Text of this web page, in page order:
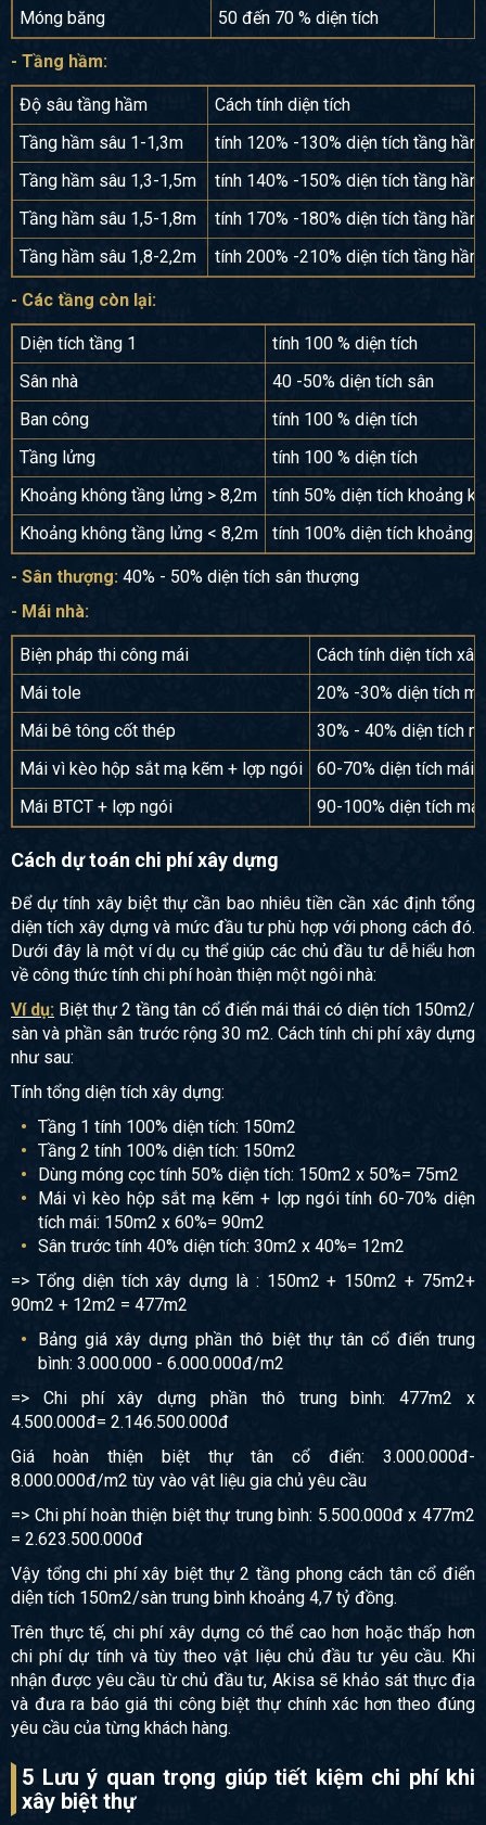
Móng băng 50 đến 70 % diện tích
- Tầng hầm:
Độ sâu tầng hầm
Cách tính diện tích
Tầng hầm sâu 1-1,3m
tính 120% -130% diện tích tầng hầm.
Tầng hầm sâu 1,3-1,5m
tính 140% -150% diện tích tầng hầm.
Tầng hầm sâu 1,5-1,8m
tính 170% -180% diện tích tầng hầm
Tầng hầm sâu 1,8-2,2m
tính 200% -210% diện tích tầng hầm.
- Các tầng còn lại:
Diện tích tầng 1
tính 100 % diện tích
Sân nhà
40 -50% diện tích sân
Ban công
tính 100 % diện tích
Tầng lửng
tính 100 % diện tích
Khoảng không tầng lửng > 8,2m
tính 50% diện tích khoảng
Khoảng không tầng lửng < 8,2m
tính 100% diện tích khoảng
- Sân thượng: 40% - 50% diện tích sân thượng
- Mái nhà:
Biện pháp thi công mái
Cách tính diện tích
Mái tole
20% -30% diện tích
Mái bê tông cốt thép
30% - 40% diện tích
Mái vì kèo hộp sắt mạ kẽm + lợp ngói
60-70% diện tích mái
Mái BTCT + lợp ngói
90-100% diện tích
Cách dự toán chi phí xây dựng
Để dự tính xây biệt thự cần bao nhiêu tiền cần xác định tổng
diện tích xây dựng và mức đầu tư phù hợp với phong cách đó.
Dưới đây là một ví dụ cụ thể giúp các chủ đầu tư dễ hiểu hơn
về công thức tính chi phí hoàn thiện một ngôi nhà:
Ví dụ: Biệt thự 2 tầng tân cổ điển mái thái có diện tích 150m2/
sàn và phần sân trước rộng 30 m2. Cách tính chi phí xây dựng
như sau:
Tính tổng diện tích xây dựng:
Tầng 1 tính 100% diện tích: 150m2
Tầng 2 tính 100% diện tích: 150m2
Dùng móng cọc tính 50% diện tích: 150m2 x 50%= 75m2
Mái vì kèo hộp sắt mạ kẽm + lợp ngói tính 60-70% diện
tích mái: 150m2 x 60%= 90m2
Sân trước tính 40% diện tích: 30m2 x 40%= 12m2
=> Tổng diện tích xây dựng là : 150m2 + 150m2 + 75m2+
90m2 + 12m2 = 477m2
Bảng giá xây dựng phần thô biệt thự tân cổ điển trung
bình: 3.000.000 - 6.000.000đ/m2
=> Chi phí xây dựng phần thô trung bình: 477m2 x
4.500.000đ= 2.146.500.000đ
Giá hoàn thiện biệt thự tân cổ điển: 3.000.000đ-
8.000.000đ/m2 tùy vào vật liệu gia chủ yêu cầu
=> Chi phí hoàn thiện biệt thự trung bình: 5.500.000đ x 477m2
= 2.623.500.000đ
Vậy tổng chi phí xây biệt thự 2 tầng phong cách tân cổ điển
diện tích 150m2/sàn trung bình khoảng 4,7 tỷ đồng.
Trên thực tế, chi phí xây dựng có thể cao hơn hoặc thấp hơn
chi phí dự tính và tùy theo vật liệu chủ đầu tư yêu cầu. Khi
nhận được yêu cầu từ chủ đầu tư, Akisa sẽ khảo sát thực địa
và đưa ra báo giá thi công biệt thự chính xác hơn theo đúng
yêu cầu của từng khách hàng.
5 Lưu ý quan trọng giúp tiết kiệm chi phí khi
xây biệt thự